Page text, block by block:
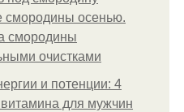
смородины осенью.
смородины
очистками
и потенции: 4
для мужчин